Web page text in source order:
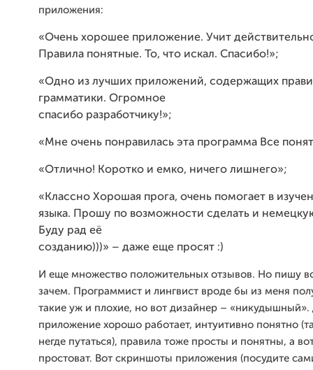
приложения:
«Очень хорошее приложение. Учит
Правила понятные. То, что искал. Спасибо!»;
«Одно из лучших приложений, содержащих
грамматики. Огромное
спасибо разработчику!»;
«Мне очень понравилась эта программа Все
«Отлично! Коротко и емко, ничего лишнего»;
«Классно Хорошая прога, очень помогает в
языка. Прошу по возможности сделать и
Буду рад её
созданию)))» – даже еще просят :)
И еще множество положительных отзывов. Но пишу
зачем. Программист и лингвист вроде бы из меня
такие уж и плохие, но вот дизайнер – «никудышный».
приложение хорошо работает, интуитивно понятно
негде путаться), правила тоже просты и понятны, а
простоват. Вот скриншоты приложения (посудите